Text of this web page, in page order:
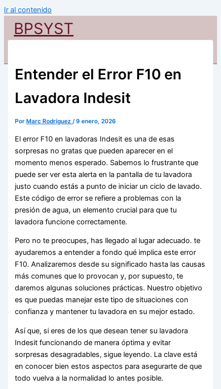
Ir al contenido
BPSYST
Entender el Error F10 en
Lavadora Indesit
Por Marc Rodríguez/9 enero, 2026
El error F10 en lavadoras Indesit es una de esas
sorpresas no gratas que pueden aparecer en el
momento menos esperado. Sabemos lo frustrante que
puede ser ver esta alerta en la pantalla de tu lavadora
justo cuando estás a punto de iniciar un ciclo de lavado.
Este código de error se refiere a problemas con la
presión de agua, un elemento crucial para que tu
lavadora funcione correctamente.
Pero no te preocupes, has llegado al lugar adecuado. te
ayudaremos a entender a fondo qué implica este error
F10. Analizaremos desde su significado hasta las causas
más comunes que lo provocan y, por supuesto, te
daremos algunas soluciones prácticas. Nuestro objetivo
es que puedas manejar este tipo de situaciones con
confianza y mantener tu lavadora en su mejor estado.
Así que, si eres de los que desean tener su lavadora
Indesit funcionando de manera óptima y evitar
sorpresas desagradables, sigue leyendo. La clave está
en conocer bien estos aspectos para asegurarte de que
todo vuelva a la normalidad lo antes posible.